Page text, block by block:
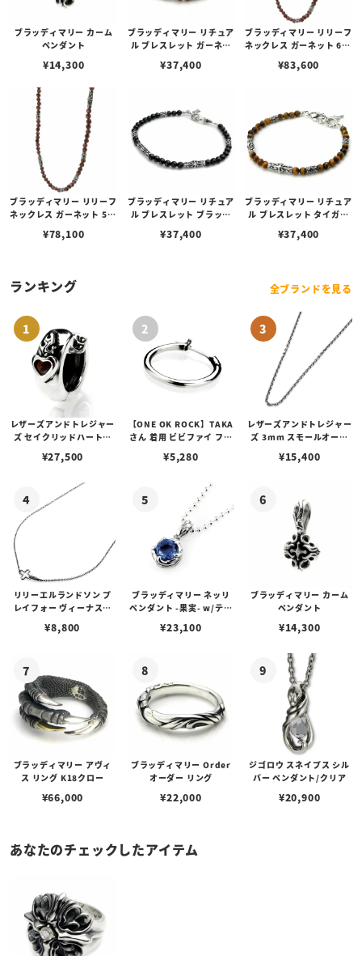
ブラッディマリー カーム
ペンダント
¥14,300
ブラッディマリー リチュア
ル ブレスレット ガーネッ
¥37,400
ブラッディマリー リリーフ
ネックレス ガーネット 60c
¥83,600
ブラッディマリー リリーフ
ネックレス ガーネット 50c
¥78,100
ブラッディマリー リチュア
ル ブレスレット ブラック
¥37,400
ブラッディマリー リチュア
ル ブレスレット タイガー
¥37,400
ランキング 全ブランドを見る
レザーズアンドトレジャー
ズ セイクリッドハートピ
¥27,500
【ONE OK ROCK】TAKA
さん 着用 ビビファイ フー
¥5,280
レザーズアンドトレジャー
ズ 3mm スモールオーバ
ブスタークラスプ＆LTロ
¥15,400
リリーエルランドソン プ
レイフォー ヴィーナスチ
¥8,800
ブラッディマリー ネッリ
ペンダント -果実- w/ティ
¥23,100
ブラッディマリー カーム
ペンダント
¥14,300
ブラッディマリー アヴィ
ス リング K18クロー
¥66,000
ブラッディマリー Order
オーダー リング
¥22,000
ジゴロウ スネイプス シル
バー ペンダント/クリア
¥20,900
あなたのチェックしたアイテム